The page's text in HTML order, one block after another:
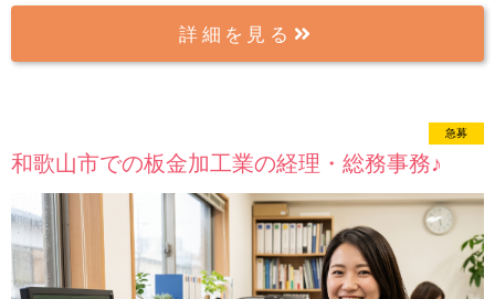
詳細を見る
new
急募
和歌山市での板金加工業の経理・総務事務♪